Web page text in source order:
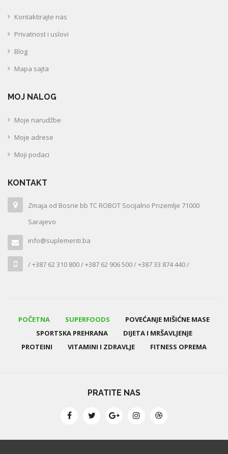
Kontaktirajte nas
Privatnost i uslovi
Blog
Mapa sajta
MOJ NALOG
Moje narudžbe
Moje adrese
Moji podaci
KONTAKT
Zmaja od Bosne bb TC ROBOT Socijalno Prizemlje 71000
Sarajevo
info@suplementi.ba
/ +387 62 310 800 / +387 62 906 500 / +387 33 874 440 /
POČETNA SUPERFOODS
POVEĆANJE MIŠIĆNE MASE
SPORTSKA PREHRANA
DIJETA I MRŠAVLJENJE
PROTEINI
VITAMINI I ZDRAVLJE FITNESS OPREMA
PRATITE NAS